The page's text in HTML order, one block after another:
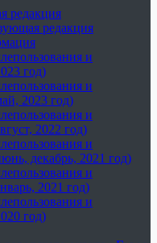
редакция
редакция
и
год)
и
2023 год)
и
2022 год)
и
декабрь, 2021 год)
и
2021 год)
и
год)